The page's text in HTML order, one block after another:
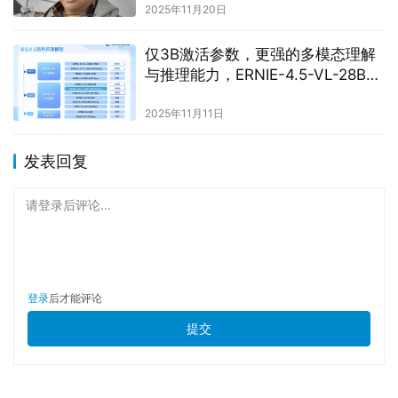
2025年11月20日
仅3B激活参数，更强的多模态理解
与推理能力，ERNIE-4.5-VL-28B-
2025年11月11日
发表回复
请登录后评论...
登录后才能评论
提交